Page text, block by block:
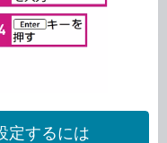
定するには